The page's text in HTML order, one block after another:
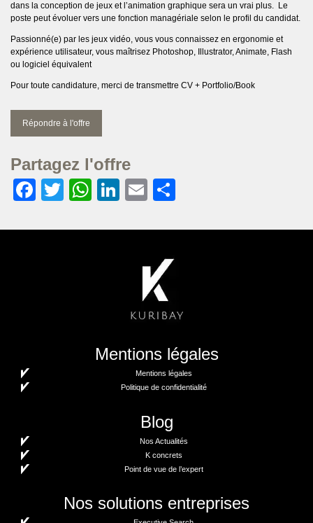
dans la conception de jeux et l’animation graphique sera un vrai plus. Le
poste peut évoluer vers une fonction managériale selon le profil du candidat.
Passionné(e) par les jeux vidéo, vous vous connaissez en ergonomie et
expérience utilisateur, vous maîtrisez Photoshop, Illustrator, Animate, Flash
ou logiciel équivalent
Pour toute candidature, merci de transmettre CV + Portfolio/Book
Répondre à l'offre
Partagez l'offre
Facebook
TwitterWhatsApp
LinkedIn
Email
Mentions légales
Mentions légales
Politique de confidentialité
Blog
Nos Actualités
K concrets
Point de vue de l’expert
Nos solutions entreprises